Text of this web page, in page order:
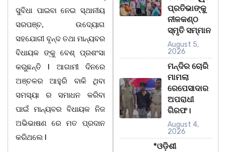
ସୁବିଧା ପାଇବା ନେଇ ସ୍ଥାନୀୟ
ସରପଞ୍ଚ, ଉଦ୍ୟୋଗ
ସହଯୋଗୀ ବୃନ୍ଦ ତଥା ମାନ୍ୟବର
ବିଧାୟକ ଙ୍କୁ ବେଶ୍ ପ୍ରଶଂସା
କରୁଛନ୍ତି l ଆଗାମୀ ଦିନରେ
ଅଞ୍ଚଳର ଆହୁରି ବାକି ଥିବା
ସମସ୍ୟା ର ସମାଧନ କରିବା
ପାଇଁ ମାନ୍ୟବର ବିଧାୟକ ନିଜ
ଅଭିଭାଷଣ ରେ ମତ ପ୍ରଦାନ
କରିଥଲେ l
ପ୍ରତିଭାଙ୍କୁ
ନୀଳକଣ୍ଠ
ସ୍ମୃତି ସମ୍ମାନ
August 5,
2026
ମନ୍ଦିର ଚୋରି
ମାମଲା
ରେପେସାଦାର
ଅପରାଧୀ
ଗିରଫ।
August 4,
2026
*ଓଡ଼ିଶୀ